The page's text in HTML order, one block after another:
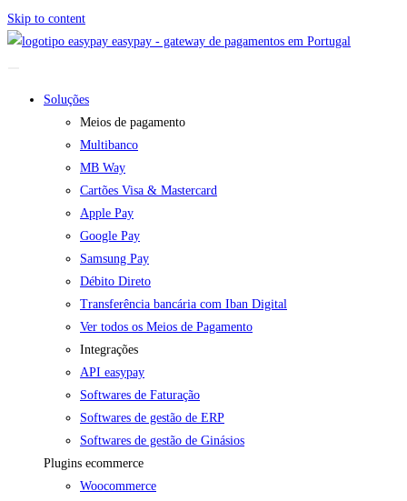
Skip to content
easypay - gateway de pagamentos em Portugal
Soluções
Meios de pagamento
Multibanco
MB Way
Cartões Visa & Mastercard
Apple Pay
Google Pay
Samsung Pay
Débito Direto
Transferência bancária com Iban Digital
Ver todos os Meios de Pagamento
Integrações
API easypay
Softwares de Faturação
Softwares de gestão de ERP
Softwares de gestão de Ginásios
Plugins ecommerce
Woocommerce